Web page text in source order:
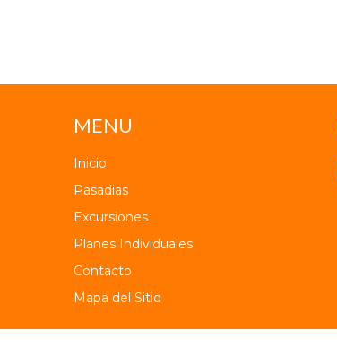
MENU
Inicio
Pasadias
Excursiones
Planes Individuales
Contacto
Mapa del Sitio